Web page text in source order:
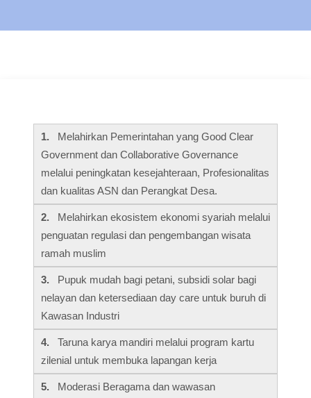
1. Melahirkan Pemerintahan yang Good Clear
Government dan Collaborative Governance
melalui peningkatan kesejahteraan, Profesionalitas
dan kualitas ASN dan Perangkat Desa.
2. Melahirkan ekosistem ekonomi syariah melalui
penguatan regulasi dan pengembangan wisata
ramah muslim
3.
Pupuk mudah bagi petani, subsidi solar bagi
nelayan dan ketersediaan day care untuk buruh di
Kawasan Industri
4.
Taruna karya mandiri melalui program kartu
zilenial untuk membuka lapangan kerja
5.
Moderasi Beragama dan wawasan